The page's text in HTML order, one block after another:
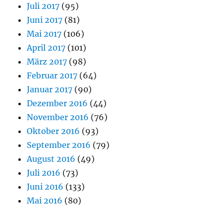
Juli 2017 (95)
Juni 2017 (81)
Mai 2017 (106)
April 2017 (101)
März 2017 (98)
Februar 2017 (64)
Januar 2017 (90)
Dezember 2016 (44)
November 2016 (76)
Oktober 2016 (93)
September 2016 (79)
August 2016 (49)
Juli 2016 (73)
Juni 2016 (133)
Mai 2016 (80)